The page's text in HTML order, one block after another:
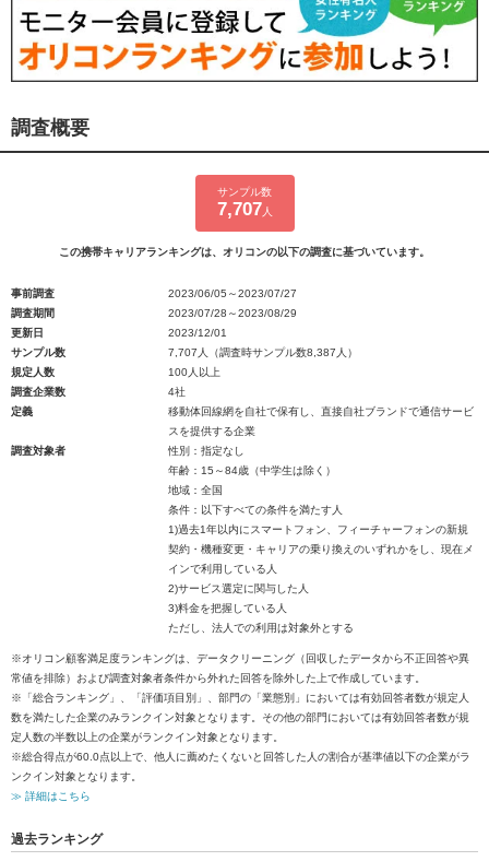
調査概要
サンプル数
7,707 人
この携帯キャリアランキングは、オリコンの以下の調査に基づいています。
事前調査
2023/06/05～2023/07/27
調査期間
2023/07/28～2023/08/29
更新日
2023/12/01
サンプル数
7,707人（調査時サンプル数8,387人）
規定人数
100人以上
調査企業数
4社
定義
移動体回線網を自社で保有し、直接自社ブランドで通信サービ
スを提供する企業
調査対象者
性別：指定なし
年齢：15～84歳（中学生は除く）
地域：全国
条件：以下すべての条件を満たす人
1)過去1年以内にスマートフォン、フィーチャーフォンの新規
契約・機種変更・キャリアの乗り換えのいずれかをし、現在メ
インで利用している人
2)サービス選定に関与した人
3)料金を把握している人
ただし、法人での利用は対象外とする
※オリコン顧客満足度ランキングは、データクリーニング（回収したデータから不正回答や異
常値を排除）および調査対象者条件から外れた回答を除外した上で作成しています。
※「総合ランキング」、「評価項目別」、部門の「業態別」においては有効回答者数が規定人
数を満たした企業のみランクイン対象となります。その他の部門においては有効回答者数が規
定人数の半数以上の企業がランクイン対象となります。
※総合得点が60.0点以上で、他人に薦めたくないと回答した人の割合が基準値以下の企業がラ
ンクイン対象となります。
≫ 詳細はこちら
過去ランキング